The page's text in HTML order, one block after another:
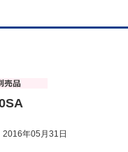
2016年05月31日